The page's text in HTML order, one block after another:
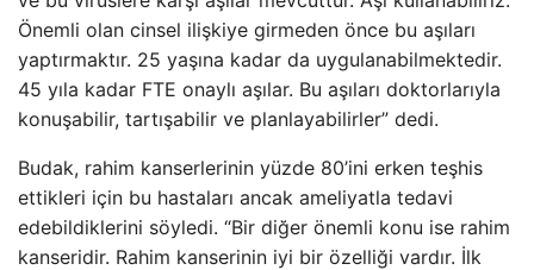
Önemli olan cinsel ilişkiye girmeden önce bu aşıları
yaptırmaktır. 25 yaşına kadar da uygulanabilmektedir.
45 yıla kadar FTE onaylı aşılar. Bu aşıları doktorlarıyla
konuşabilir, tartışabilir ve planlayabilirler” dedi.
Budak, rahim kanserlerinin yüzde 80’ini erken teşhis
ettikleri için bu hastaları ancak ameliyatla tedavi
edebildiklerini söyledi. “Bir diğer önemli konu ise rahim
kanseridir. Rahim kanserinin iyi bir özelliği vardır. İlk